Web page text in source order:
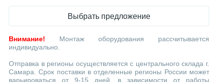
Выбрать предложение
Внимание! Монтаж оборудования рассчитывается
индивидуально.
Отправка в регионы осуществляется с центрального склада г.
Самара. Срок поставки в отделенные регионы России может
варьироваться от 9-15 дней, в зависимости от работы